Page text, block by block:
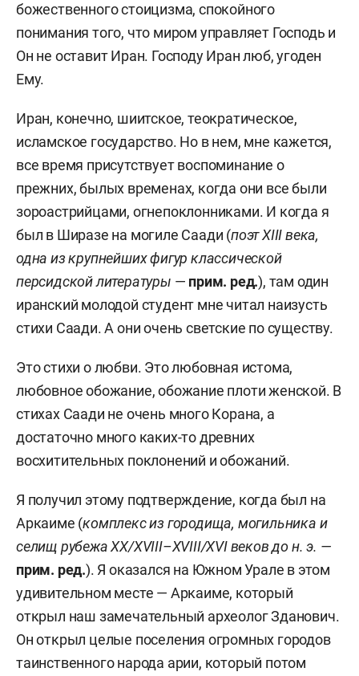
божественного стоицизма, спокойного
понимания того, что миром управляет Господь и
Он не оставит Иран. Господу Иран люб, угоден
Ему.
Иран, конечно, шиитское, теократическое,
исламское государство. Но в нем, мне кажется,
все время присутствует воспоминание о
прежних, былых временах, когда они все были
зороастрийцами, огнепоклонниками. И когда я
был в Ширазе на могиле Саади (поэт XIII века,
одна из крупнейших фигур классической
персидской литературы — прим. ред.), там один
иранский молодой студент мне читал наизусть
стихи Саади. А они очень светские по существу.
Это стихи о любви. Это любовная истома,
любовное обожание, обожание плоти женской. В
стихах Саади не очень много Корана, а
достаточно много каких-то древних
восхитительных поклонений и обожаний.
Я получил этому подтверждение, когда был на
Аркаиме (комплекс из городища, могильника и
селищ рубежа XX/XVIII–XVIII/XVI веков до н. э. —
прим. ред.). Я оказался на Южном Урале в этом
удивительном месте — Аркаиме, который
открыл наш замечательный археолог Зданович.
Он открыл целые поселения огромных городов
таинственного народа арии, который потом